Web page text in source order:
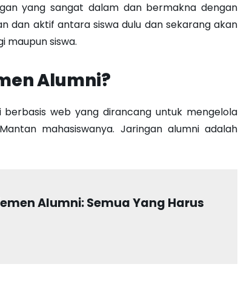
yang sangat dalam dan bermakna dengan
dan aktif antara siswa dulu dan sekarang akan
maupun siswa.
Alumni?
web yang dirancang untuk mengelola
mahasiswanya. Jaringan alumni adalah
Alumni: Semua Yang Harus